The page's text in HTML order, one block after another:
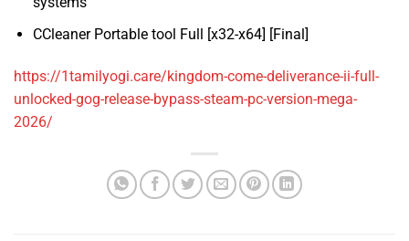
CCleaner Portable tool Full [x32-x64] [Final]
https://1tamilyogi.care/kingdom-come-deliverance-ii-full-
unlocked-gog-release-bypass-steam-pc-version-mega-
2026/